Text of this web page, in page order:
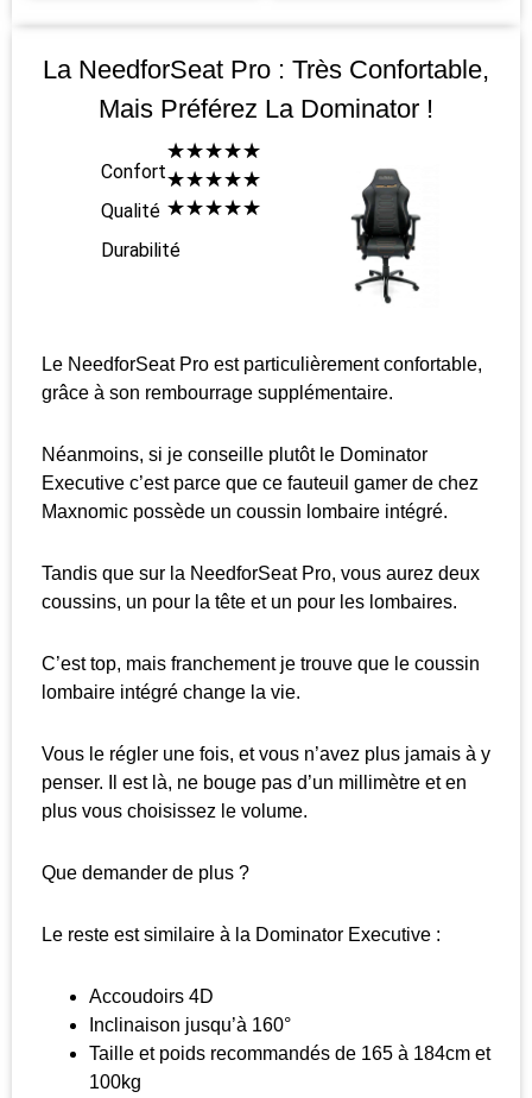
La NeedforSeat Pro : Très Confortable,
Mais Préférez La Dominator !
Confort
Qualité
Durabilité
☆☆☆☆☆
☆☆☆☆☆
☆☆☆☆☆
Le NeedforSeat Pro est particulièrement confortable,
grâce à son rembourrage supplémentaire.
Néanmoins, si je conseille plutôt le Dominator
Executive c’est parce que ce fauteuil gamer de chez
Maxnomic possède un coussin lombaire intégré.
Tandis que sur la NeedforSeat Pro, vous aurez deux
coussins, un pour la tête et un pour les lombaires.
C’est top, mais franchement je trouve que le coussin
lombaire intégré change la vie.
Vous le régler une fois, et vous n’avez plus jamais à y
penser. Il est là, ne bouge pas d’un millimètre et en
plus vous choisissez le volume.
Que demander de plus ?
Le reste est similaire à la Dominator Executive :
Accoudoirs 4D
Inclinaison jusqu’à 160°
Taille et poids recommandés de 165 à 184cm et
100kg